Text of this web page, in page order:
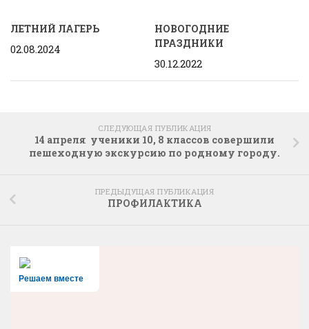
ЛЕТНИЙ ЛАГЕРЬ
02.08.2024
НОВОГОДНИЕ
ПРАЗДНИКИ
30.12.2022
СЛЕДУЮЩАЯ ПУБЛИКАЦИЯ
14 апреля ученики 10, 8 классов совершили
пешеходную экскурсию по родному городу.
ПРЕДЫДУЩАЯ ПУБЛИКАЦИЯ
ПРОФИЛАКТИКА
Решаем вместе